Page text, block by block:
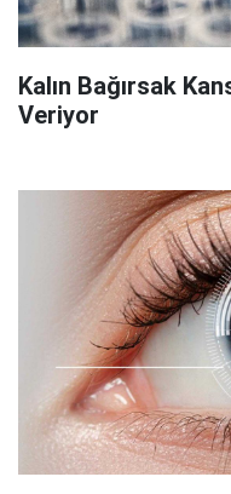
Kalın Bağırsak
Veriyor